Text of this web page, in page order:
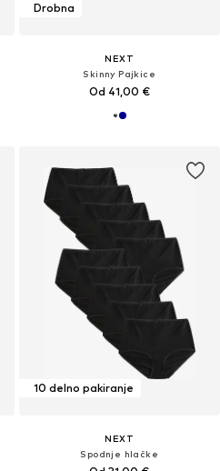
Drobna
NEXT
Skinny Pajkice
Od 41,00 €
10 delno pakiranje
NEXT
Spodnje hlačke